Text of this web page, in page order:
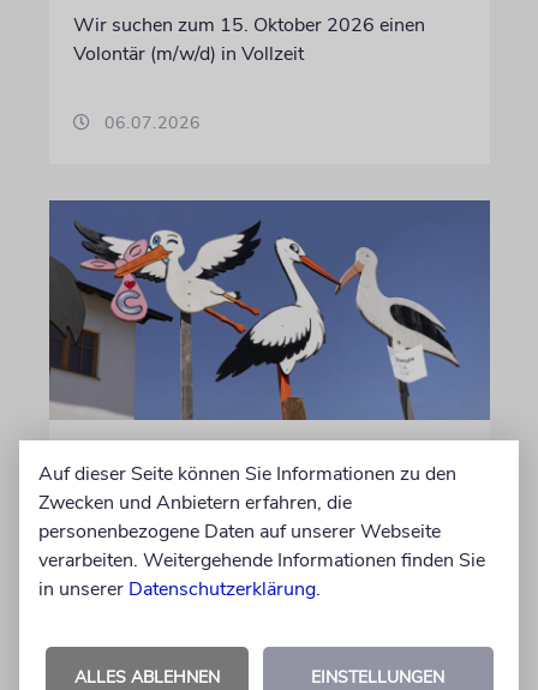
Wir suchen zum 15. Oktober 2026 einen
Volontär (m/w/d) in Vollzeit
06.07.2026
Diese hebräischen
Vornamen in Österreich sind
am beliebtesten
Österreichische Eltern wählen gern Klassiker.
Auf dieser Seite können Sie Informationen zu den
Zwecken und Anbietern erfahren, die
personenbezogene Daten auf unserer Webseite
verarbeiten. Weitergehende Informationen finden Sie
in unserer Datenschutzerklärung.
ALLES ABLEHNEN EINSTELLUNGEN